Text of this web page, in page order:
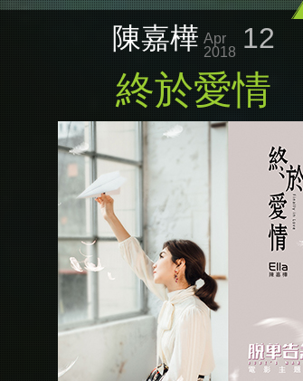
陳嘉樺 Apr
2018 12
終於愛情